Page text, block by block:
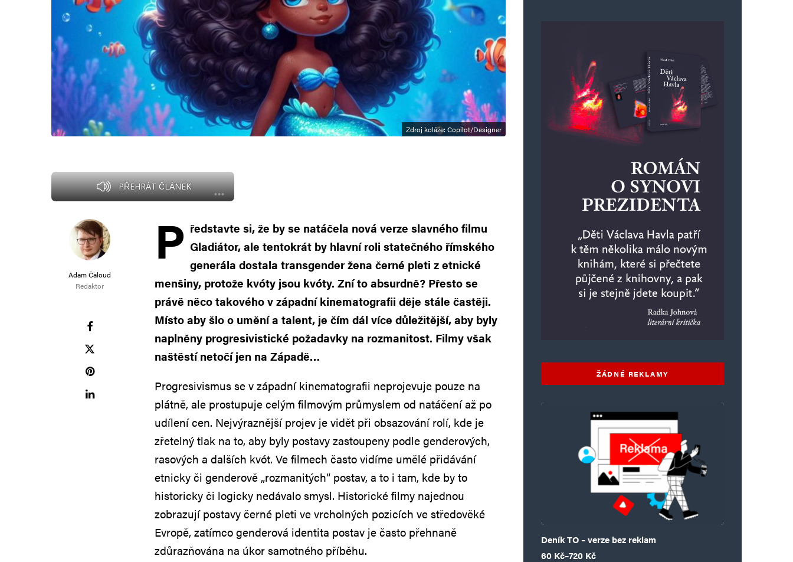
Zdroj koláže: Copilot/Designer
PŘEHRÁT ČLÁNEK
Adam Čaloud
Redaktor
P ředstavte si, že by se natáčela nová verze slavného filmu
Gladiátor, ale tentokrát by hlavní roli statečného římského
generála dostala transgender žena černé pleti z etnické
menšiny, protože kvóty jsou kvóty. Zní to absurdně? Přesto se
právě něco takového v západní kinematografii děje stále častěji.
Místo aby šlo o umění a talent, je čím dál více důležitější, aby byly
naplněny progresivistické požadavky na rozmanitost. Filmy však
naštěstí netočí jen na Západě…
Progresivismus se v západní kinematografii neprojevuje pouze na
plátně, ale prostupuje celým filmovým průmyslem od natáčení až po
udílení cen. Nejvýraznější projev je vidět při obsazování rolí, kde je
zřetelný tlak na to, aby byly postavy zastoupeny podle genderových,
rasových a dalších kvót. Ve filmech často vidíme umělé přidávání
etnicky či genderově „rozmanitých“ postav, a to i tam, kde by to
historicky či logicky nedávalo smysl. Historické filmy najednou
zobrazují postavy černé pleti ve vrcholných pozicích ve středověké
Evropě, zatímco genderová identita postav je často přehnaně
zdůrazňována na úkor samotného příběhu.
ŽÁDNÉ REKLAMY
Deník TO – verze bez reklam
60 Kč–720 Kč
Rozpětí cen: 60 Kč až 720 Kč